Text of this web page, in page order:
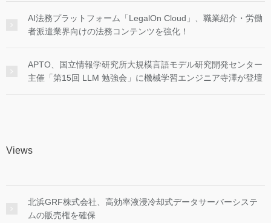
AI法務プラットフォーム「LegalOn Cloud」、職業紹介・労働
者派遣業界向けの法務コンテンツを強化！
APTO、国立情報学研究所大規模言語モデル研究開発センター
主催「第15回 LLM 勉強会」に機械学習エンジニア寺澤が登壇
Views
北浜GRF株式会社、高効率液浸冷却式データサーバーシステ
ムの販売権を確保